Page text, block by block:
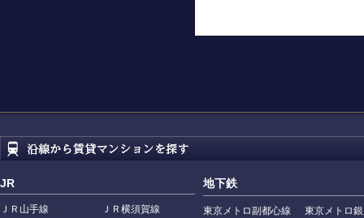
JR
ＪＲ山手線
ＪＲ横須賀線
地下鉄
東京メトロ副都心線
東京メトロ